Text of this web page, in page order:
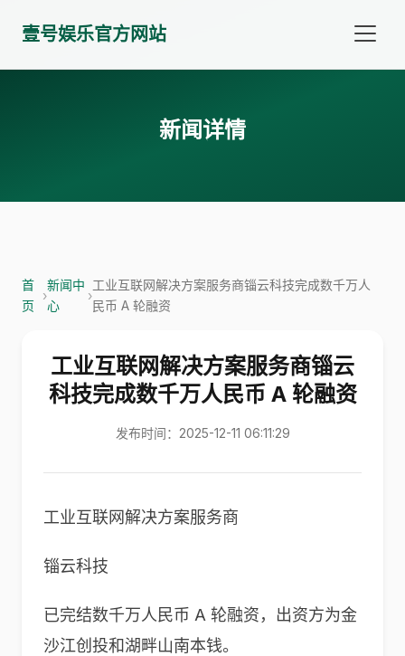
壹号娱乐官方网站
新闻详情
首
页
›
新闻中
心
›
工业互联网解决方案服务商锱云科技完成数千万人
民币 A 轮融资
工业互联网解决方案服务商锱云
科技完成数千万人民币 A 轮融资
发布时间：2025-12-11 06:11:29
工业互联网解决方案服务商
锱云科技
已完结数千万人民币 A 轮融资，出资方为金
沙江创投和湖畔山南本钱。